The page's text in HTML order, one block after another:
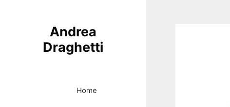
Andrea
Draghetti
Home